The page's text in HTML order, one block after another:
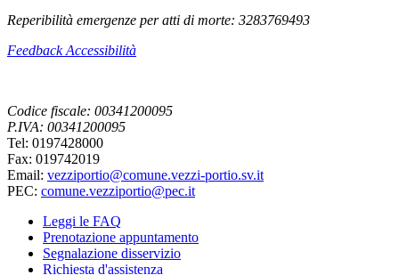
Reperibilità emergenze per atti di morte: 3283769493
Feedback Accessibilità
Codice fiscale: 00341200095
P.IVA: 00341200095
Tel: 0197428000
Fax: 019742019
Email: vezziportio@comune.vezzi-portio.sv.it
PEC: comune.vezziportio@pec.it
Leggi le FAQ
Prenotazione appuntamento
Segnalazione disservizio
Richiesta d'assistenza